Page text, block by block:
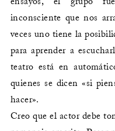
inconsciente que nos
veces uno tiene la
para aprender a
teatro está en
quienes se dicen «si
hacer».
Creo que el actor debe